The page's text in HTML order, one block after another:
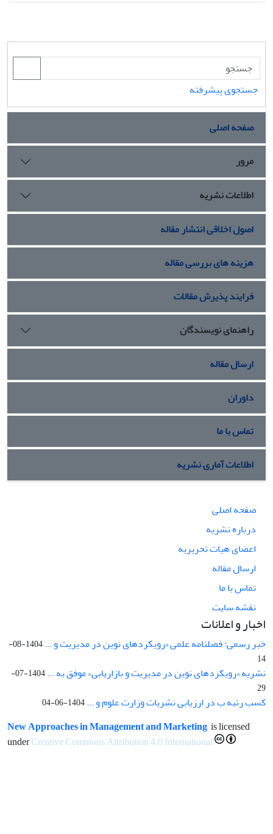
جستجوی پیشرفته
صفحه اصلی
مرور
اطلاعات نشریه
اصول اخلاقی انتشار مقاله
هزینه های بررسی مقاله
فرایند پذیرش مقالات
راهنمای نویسندگان
ارسال مقاله
داوران
تماس با ما
اطلاعات آماری نشریه
صفحه اصلی
درباره نشریه
اعضای هیات تحریریه
ارسال مقاله
تماس با ما
نقشه سایت
اخبار و اعلانات
خبر رسمی: فصلنامه علمی «رویکردهای نوین در مدیریت و ...
1404-08-
14
نشریه «رویکردهای نوین در مدیریت و بازاریابی» موفق به ...
1404-07-
29
کسب رتبه ب در ارزیابی نشریات وزارت علوم و ...1404-06-04
New Approaches in Management and Marketing is licensed
underCreative Commons Attribution 4.0 International